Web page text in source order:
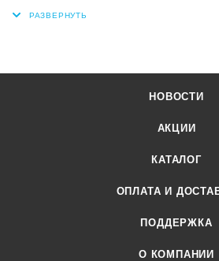
НОВОСТИ
АКЦИИ
КАТАЛОГ
ОПЛАТА И
ПОДДЕРЖКА
О КОМПАНИИ